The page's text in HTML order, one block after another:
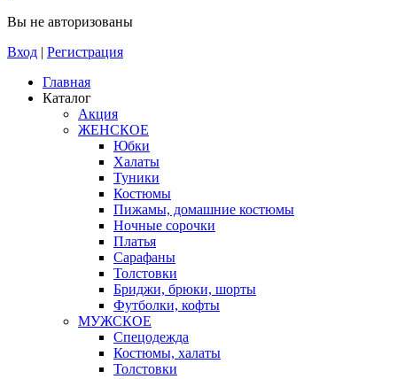
Вы не авторизованы
Вход | Регистрация
Главная
Каталог
Акция
ЖЕНСКОЕ
Юбки
Халаты
Туники
Костюмы
Пижамы, домашние костюмы
Ночные сорочки
Платья
Сарафаны
Толстовки
Бриджи, брюки, шорты
Футболки, кофты
МУЖСКОЕ
Спецодежда
Костюмы, халаты
Толстовки